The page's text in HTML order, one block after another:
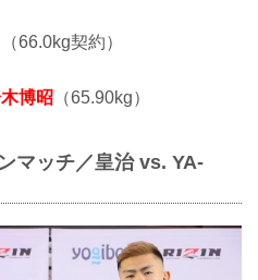
66.0kg契約）
博昭 （65.90kg）
マッチ／皇治 vs. YA-